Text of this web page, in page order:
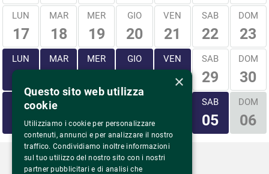
LUN
17
MAR
18
MER
19
GIO
20
VEN
21
SAB
22
DOM
23
LUN
24
MAR MER GIO VEN
28
SAB
29
DOM
30
LUN
31
MAR
01 02 03
SAB
05
DOM
06
×
Questo sito web utilizza
cookie
Utilizziamo i cookie per personalizzare
contenuti, annunci e per analizzare il nostro
traffico. Condividiamo inoltre informazioni
sul tuo utilizzo del nostro sito con i nostri
partner pubblicitari e di analisi che